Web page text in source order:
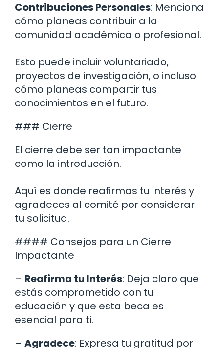
Contribuciones Personales: Menciona
cómo planeas contribuir a la
comunidad académica o profesional.
Esto puede incluir voluntariado,
proyectos de investigación, o incluso
cómo planeas compartir tus
conocimientos en el futuro.
### Cierre
El cierre debe ser tan impactante
como la introducción.
Aquí es donde reafirmas tu interés y
agradeces al comité por considerar
tu solicitud.
#### Consejos para un Cierre
Impactante
– Reafirma tu Interés: Deja claro que
estás comprometido con tu
educación y que esta beca es
esencial para ti.
– Agradece: Expresa tu gratitud por